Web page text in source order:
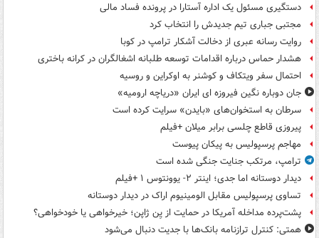
دستگیری مسئول یک اداره آستارا در پرونده فساد مالی
مجتبی جباری تیم جدیدش را انتخاب کرد
روایت رسانه عبری از دخالت آشکار ترامپ در کوبا
هشدار حماس درباره اقدامات توسعه طلبانه اشغالگران در کرانه باختری
احتمال سفر ویتکاف و کوشنر به اوکراین و روسیه
جان دوباره نگین فیروزه ای ایران «دریاچه ارومیه»
سرطان به استخوان‌های «بایدن» سرایت کرده است
پیروزی قاطع چلسی برابر میلان +فیلم
مهاجم پرسپولیس به پیکان پیوست
ترامپ، مرتکب جنایت جنگی شده است
دیدار دوستانه اما جدی؛ اینتر ۲- یوونتوس ۱ +فیلم
تساوی پرسپولیس مقابل الومینیوم اراک در دیدار دوستانه
پشت‌پرده مداخله آمریکا در حمایت از یِن ژاپن؛ خیرخواهی یا خودخواهی؟
همتی: کنترل ترازنامه بانک‌ها با جدیت دنبال می‌شود